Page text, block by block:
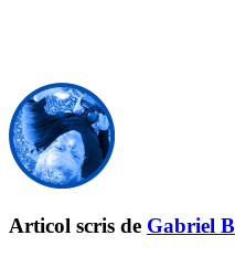
Articol scris de Gabriel